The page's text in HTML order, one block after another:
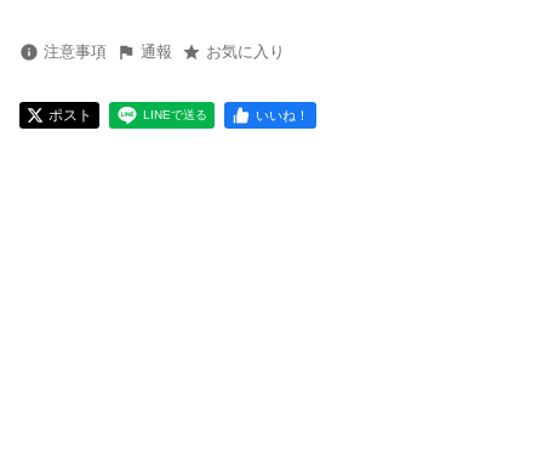
注意事項 通報 お気に入り
ポスト LINEで送る いいね！